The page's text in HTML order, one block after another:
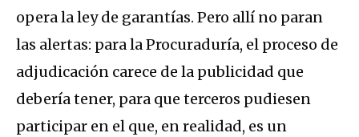
opera la ley de garantías. Pero allí no paran
las alertas: para la Procuraduría, el proceso de
adjudicación carece de la publicidad que
debería tener, para que terceros pudiesen
participar en el que, en realidad, es un